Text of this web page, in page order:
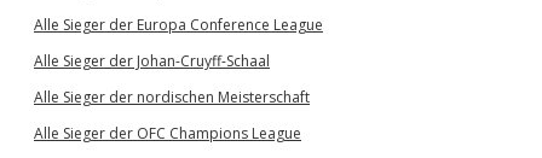
Alle Sieger der Europa Conference League
Alle Sieger der Johan-Cruyff-Schaal
Alle Sieger der nordischen Meisterschaft
Alle Sieger der OFC Champions League